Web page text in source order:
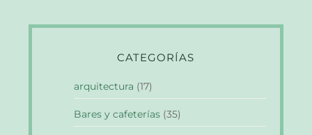
CATEGORÍAS
arquitectura (17)
Bares y cafeterías (35)